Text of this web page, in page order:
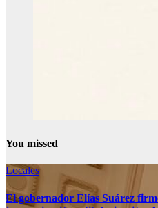
You missed
Locales
El gobernador Elías Suárez